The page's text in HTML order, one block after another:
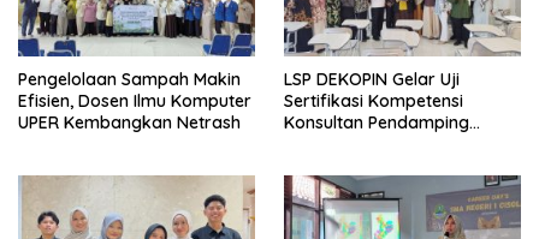
Pengelolaan Sampah Makin
Efisien, Dosen Ilmu Komputer
UPER Kembangkan Netrash
LSP DEKOPIN Gelar Uji
Sertifikasi Kompetensi
Konsultan Pendamping